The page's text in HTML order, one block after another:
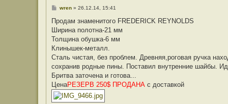
С
о
щ
е
и
е
wren» 26.12.14, 15:41
Продам знаменитого FREDERICK REYNOLDS
Ширина полотна-21 мм
Толщина обушка-6 мм
Клинышек-металл.
Сталь чистая, без проблем. Древняя,роговая ручка
сохранив родные пины. Поставил внутренние шайбы.
Бритва заточена и готова...
ЦенаРЕЗЕРВ 250$ ПРОДАНА с доставкой